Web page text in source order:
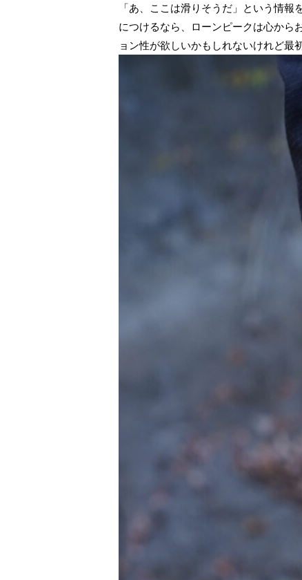
「あ、ここは滑りそうだ」という情
につけるなら、ローンピークは心から
ョン性が欲しいかもしれないけれど最